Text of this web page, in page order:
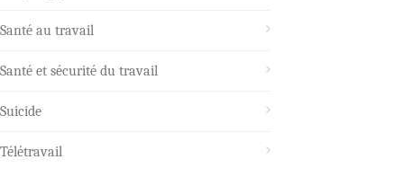
Santé au travail
Santé et sécurité du travail
Suicide
Télétravail